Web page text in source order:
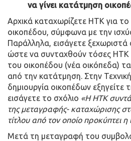
να γίνει κατάτμηση
Αρχικά καταχωρίζετε ΗΤΚ για
οικοπέδου, σύμφωνα με την
Παράλληλα, εισάγετε
ώστε να συνταχθούν τόσες ΗΤΚ
του οικοπέδου (νέα οικόπεδα)
από την κατάτμηση. Στην
δημιουργία οικοπέδων εξηγείτε
εισάγετε το σχόλιο «Η ΗΤΚ
της μεταγραφής- καταχώρισης
τίτλου από τον οποίο προκύπτει η
Μετά τη μεταγραφή του